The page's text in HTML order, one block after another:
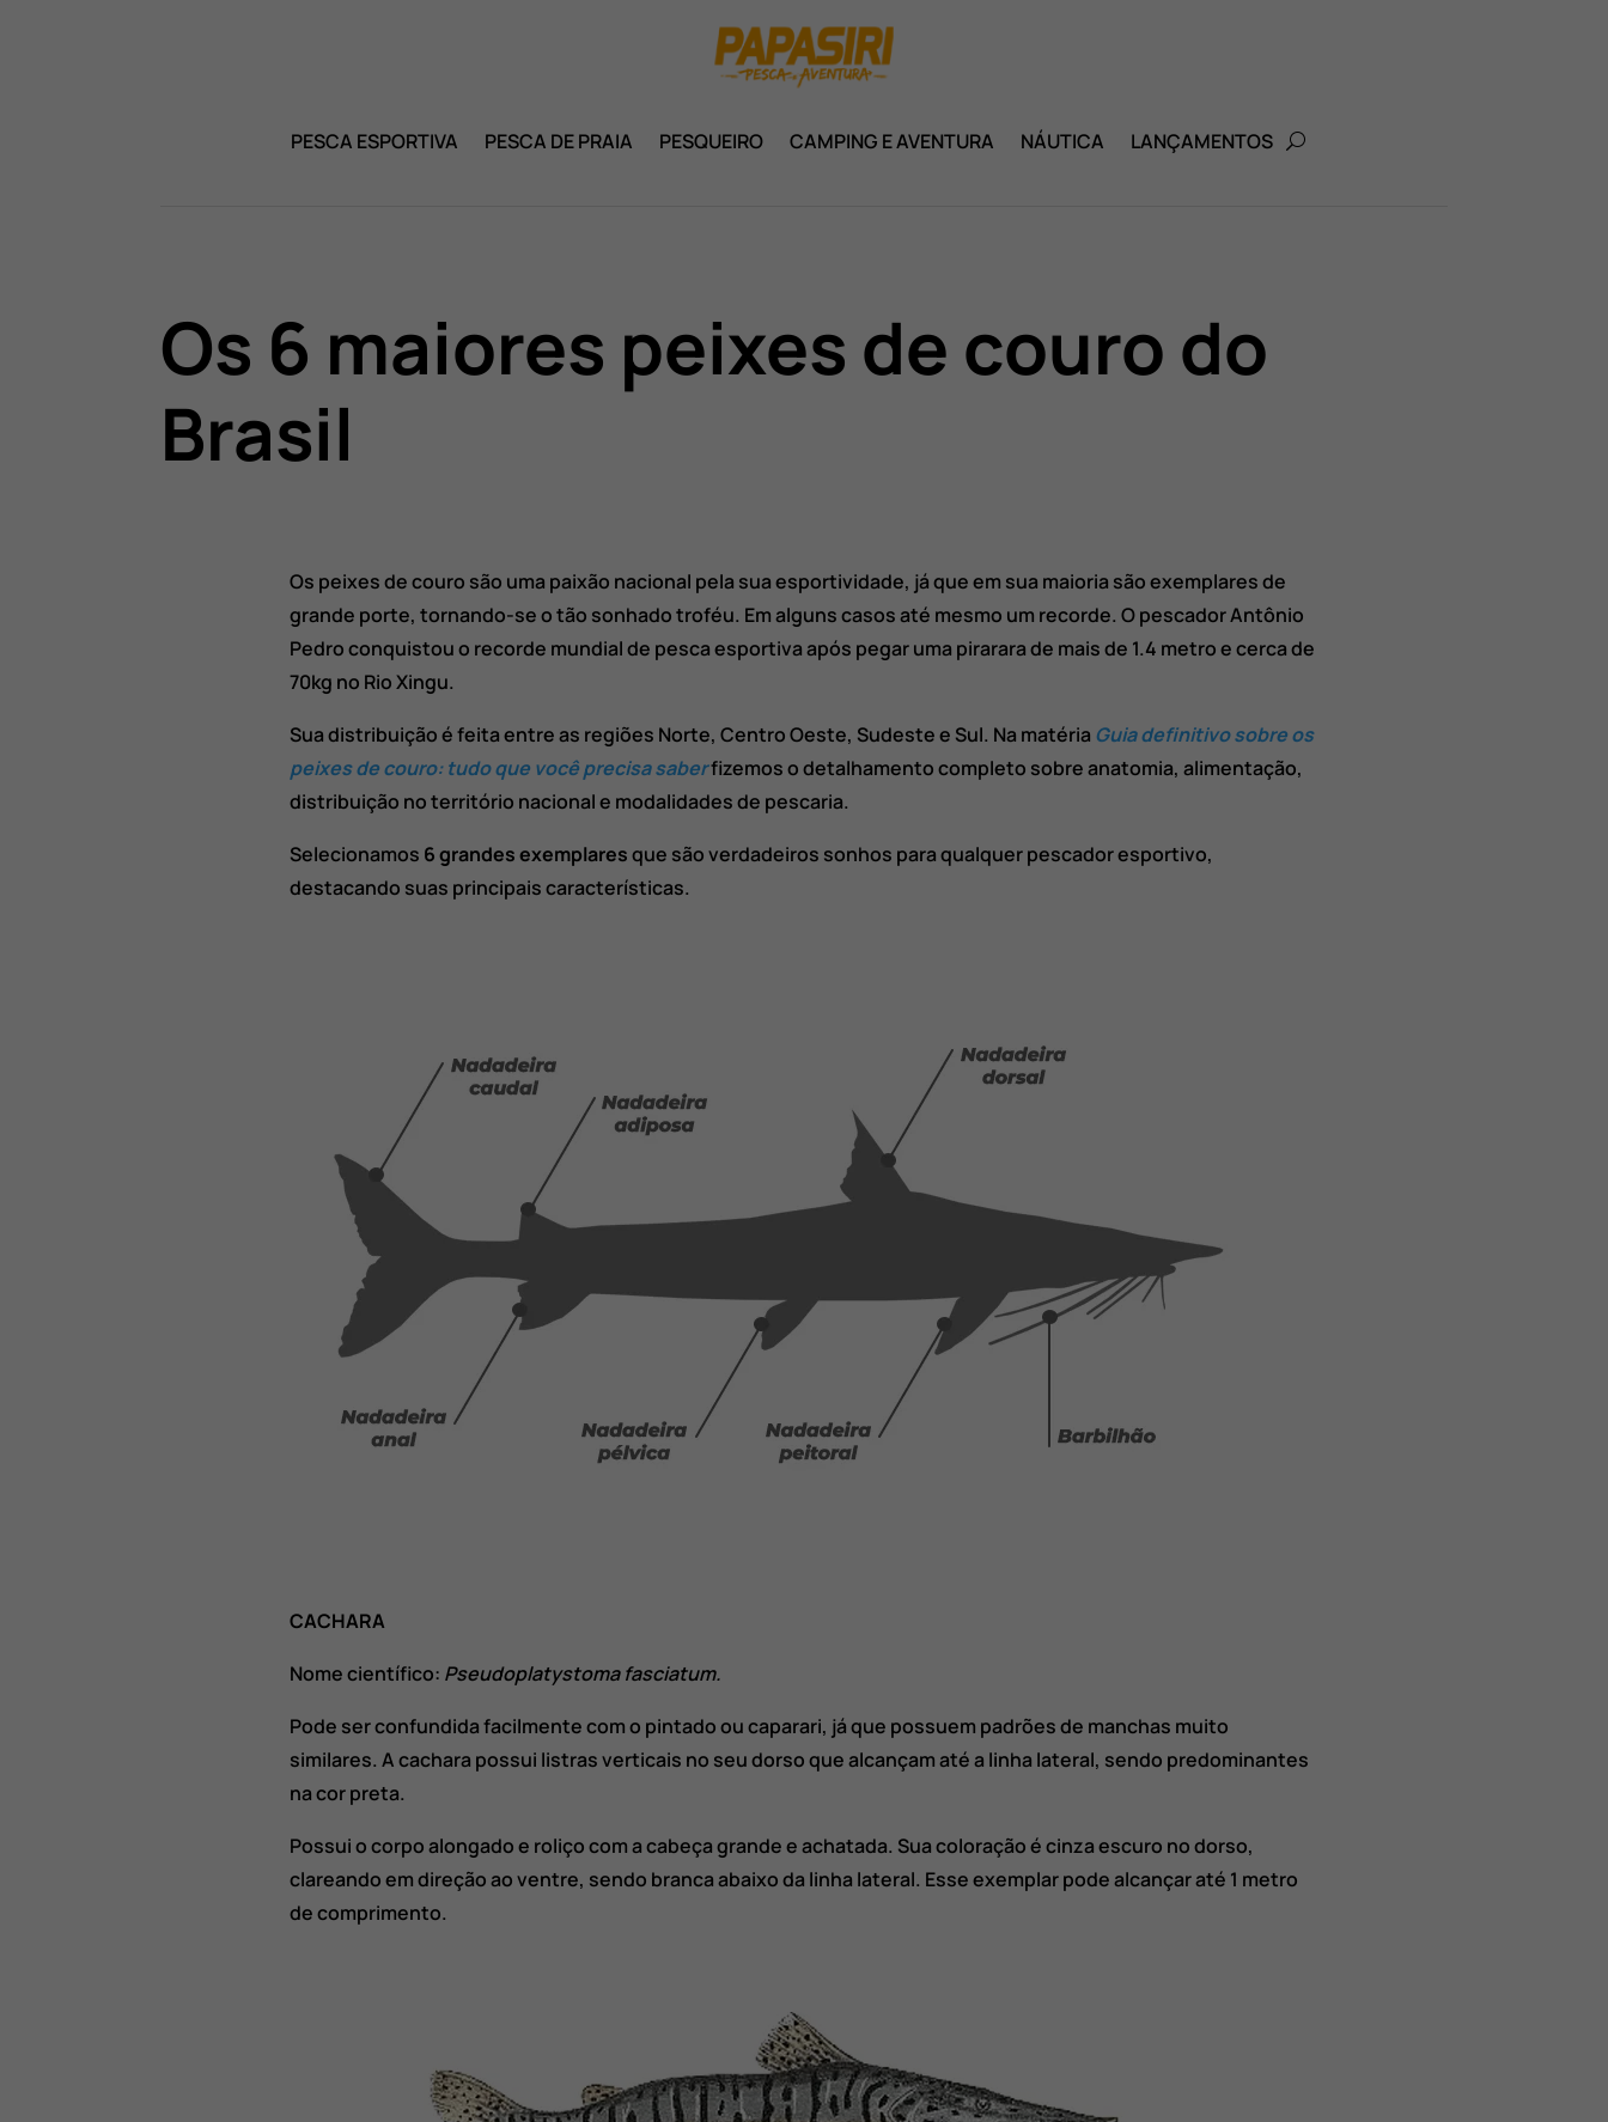
PESCA ESPORTIVA PESCA DE PRAIA PESQUEIRO CAMPING E AVENTURA NÁUTICA LANÇAMENTOS
Os 6 maiores peixes de couro do
Brasil
Os peixes de couro são uma paixão nacional pela sua esportividade, já que em sua maioria são exemplares de
grande porte, tornando-se o tão sonhado troféu. Em alguns casos até mesmo um recorde. O pescador Antônio
Pedro conquistou o recorde mundial de pesca esportiva após pegar uma pirarara de mais de 1.4 metro e cerca de
70kg no Rio Xingu.
Sua distribuição é feita entre as regiões Norte, Centro Oeste, Sudeste e Sul. Na matéria Guia definitivo sobre os
peixes de couro: tudo que você precisa saberfizemos o detalhamento completo sobre anatomia, alimentação,
distribuição no território nacional e modalidades de pescaria.
Selecionamos 6 grandes exemplaresque são verdadeiros sonhos para qualquer pescador esportivo,
destacando suas principais características.
CACHARA
Nome científico: Pseudoplatystoma fasciatum.
Pode ser confundida facilmente com o pintado ou caparari, já que possuem padrões de manchas muito
similares. A cachara possui listras verticais no seu dorso que alcançam até a linha lateral, sendo predominantes
na cor preta.
Possui o corpo alongado e roliço com a cabeça grande e achatada. Sua coloração é cinza escuro no dorso,
clareando em direção ao ventre, sendo branca abaixo da linha lateral. Esse exemplar pode alcançar até 1 metro
de comprimento.